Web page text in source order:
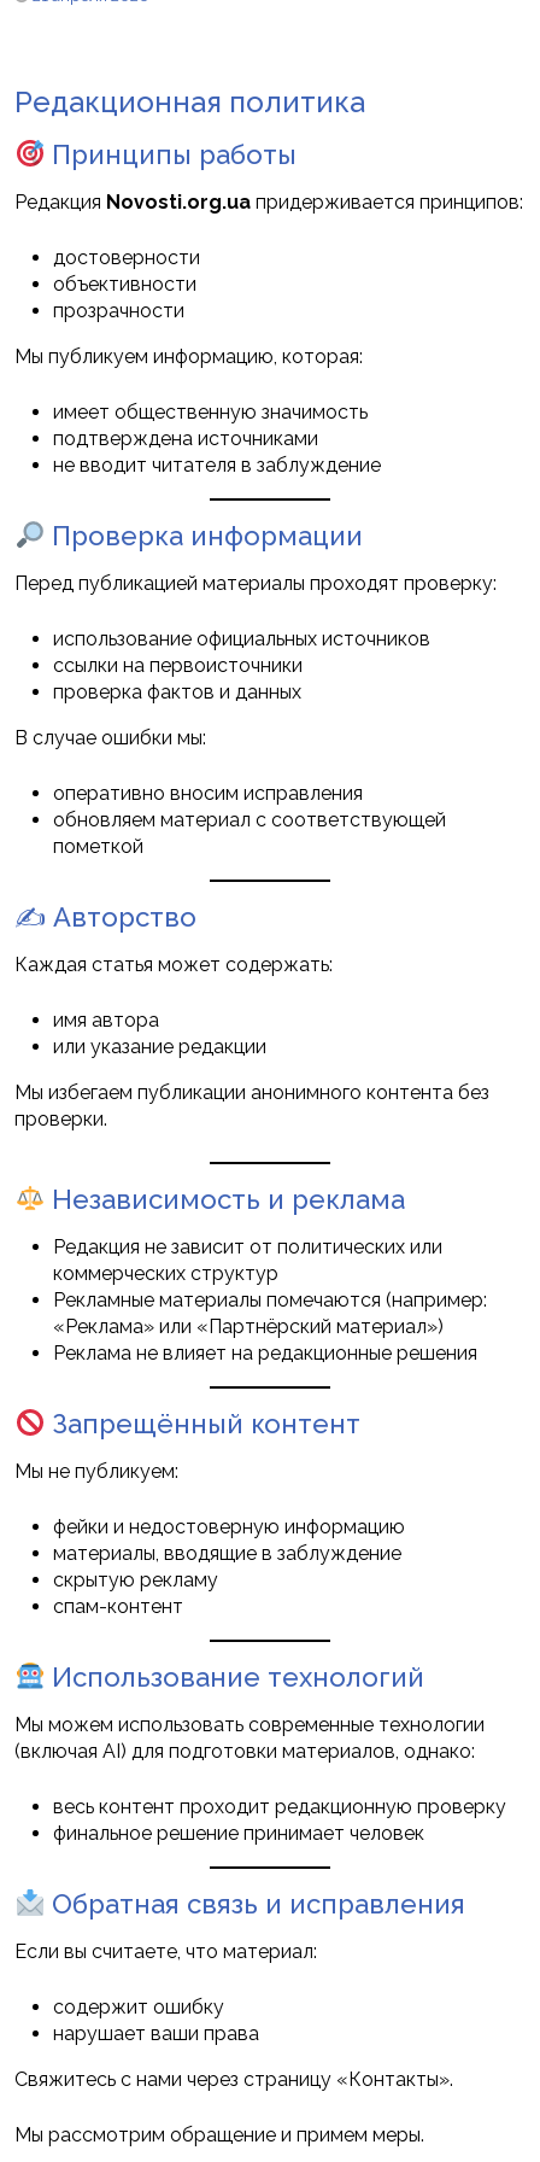
Редакционная политика
Принципы работы
Редакция Novosti.org.ua придерживается принципов:
достоверности
объективности
прозрачности
Мы публикуем информацию, которая:
имеет общественную значимость
подтверждена источниками
не вводит читателя в заблуждение
Проверка информации
Перед публикацией материалы проходят проверку:
использование официальных источников
ссылки на первоисточники
проверка фактов и данных
В случае ошибки мы:
оперативно вносим исправления
обновляем материал с соответствующей
пометкой
✍️ Авторство
Каждая статья может содержать:
имя автора
или указание редакции
Мы избегаем публикации анонимного контента без
проверки.
Независимость и реклама
Редакция не зависит от политических или
коммерческих структур
Рекламные материалы помечаются (например:
«Реклама» или «Партнёрский материал»)
Реклама не влияет на редакционные решения
Запрещённый контент
Мы не публикуем:
фейки и недостоверную информацию
материалы, вводящие в заблуждение
скрытую рекламу
спам-контент
Использование технологий
Мы можем использовать современные технологии
(включая AI) для подготовки материалов, однако:
весь контент проходит редакционную проверку
финальное решение принимает человек
Обратная связь и исправления
Если вы считаете, что материал:
содержит ошибку
нарушает ваши права
Свяжитесь с нами через страницу «Контакты».
Мы рассмотрим обращение и примем меры.